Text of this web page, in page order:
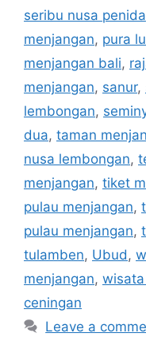
seribu nusa penida
menjangan, pura
menjangan bali,
menjangan, sanur,
lembongan,
dua, taman
nusa lembongan,
menjangan, tiket
pulau menjangan,
pulau menjangan,
tulamben, Ubud,
menjangan,
ceningan
Leave a